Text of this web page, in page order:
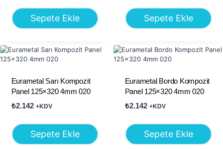
Sepete Ekle Sepete Ekle
Eurametal Sarı Kompozit
Panel 125×320 4mm 020
₺2.142 +KDV
Sepete Ekle
Eurametal Bordo Kompozit
Panel 125×320 4mm 020
₺2.142 +KDV
Sepete Ekle